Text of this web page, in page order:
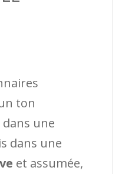
ton
dans une
dans une
et assumée,